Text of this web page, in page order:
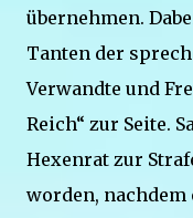
übernehmen.
Tanten der
Verwandte und
Reich“ zur Seite.
Hexenrat zur
worden, nachdem